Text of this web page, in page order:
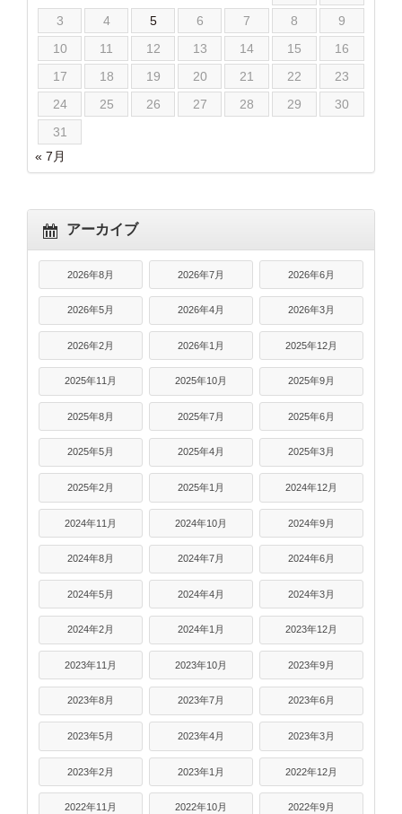
3
4 5 6 7 8
9
10
11 12 13 14 15
16
17
18 19 20 21 22
23
24
25 26 27 28 29
30
31
« 7月
アーカイブ
2026年8月 2026年7月 2026年6月
2026年5月 2026年4月 2026年3月
2026年2月 2026年1月 2025年12月
2025年11月 2025年10月 2025年9月
2025年8月 2025年7月 2025年6月
2025年5月 2025年4月 2025年3月
2025年2月 2025年1月 2024年12月
2024年11月 2024年10月 2024年9月
2024年8月 2024年7月 2024年6月
2024年5月 2024年4月 2024年3月
2024年2月 2024年1月 2023年12月
2023年11月 2023年10月 2023年9月
2023年8月 2023年7月 2023年6月
2023年5月 2023年4月 2023年3月
2023年2月 2023年1月 2022年12月
2022年11月 2022年10月 2022年9月